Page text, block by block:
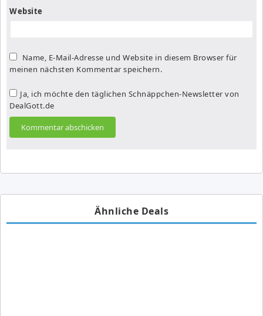
Website
Name, E-Mail-Adresse und Website in diesem Browser für
meinen nächsten Kommentar speichern.
Ja, ich möchte den täglichen Schnäppchen-Newsletter von
DealGott.de
Ähnliche Deals